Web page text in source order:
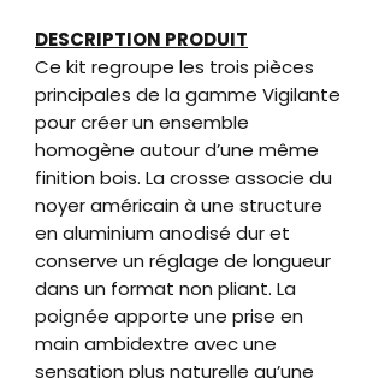
DESCRIPTION PRODUIT
Ce kit regroupe les trois pièces
principales de la gamme Vigilante
pour créer un ensemble
homogène autour d’une même
finition bois. La crosse associe du
noyer américain à une structure
en aluminium anodisé dur et
conserve un réglage de longueur
dans un format non pliant. La
poignée apporte une prise en
main ambidextre avec une
sensation plus naturelle qu’une